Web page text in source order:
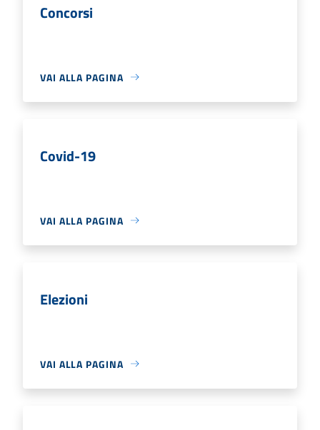
Concorsi
VAI ALLA PAGINA
Covid-19
VAI ALLA PAGINA
Elezioni
VAI ALLA PAGINA